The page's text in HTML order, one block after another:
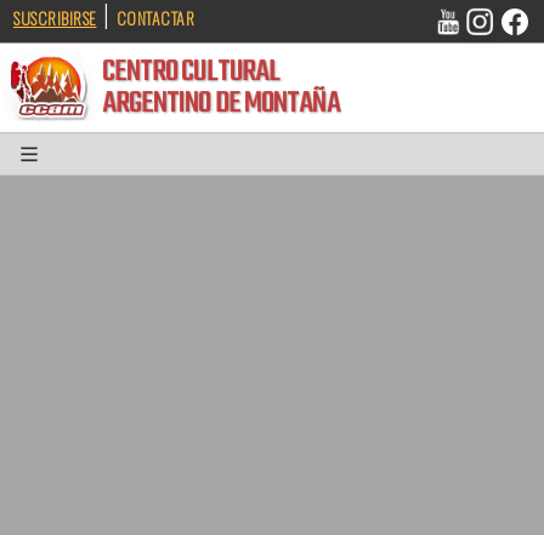
SUSCRIBIRSE | CONTACTAR
CENTRO CULTURAL
ARGENTINO DE MONTAÑA